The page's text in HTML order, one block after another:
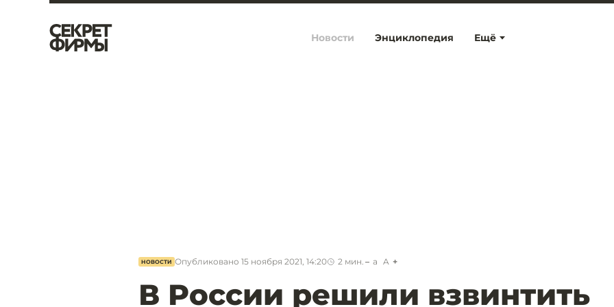
Ещё
Новости Энциклопедия
НОВОСТИ Опубликовано 15 ноября 2021, 14:20 2 мин. a A
В России решили взвинтить